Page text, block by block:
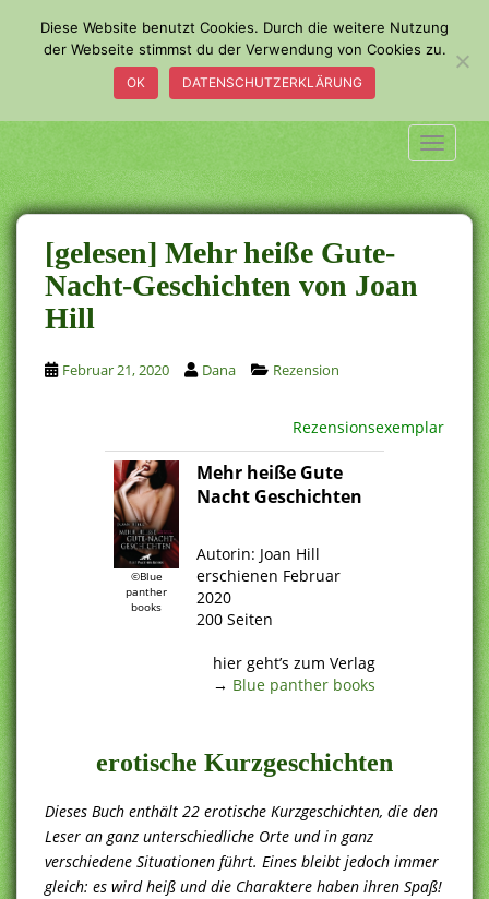
a
i
n
c
o
n
t
e
n
t
[gelesen] Mehr heiße Gute-
Nacht-Geschichten von Joan
Hill
Februar 21, 2020 Dana Rezension
Rezensionsexemplar
©Blue
panther
books
Mehr heiße Gute
Nacht Geschichten
Autorin: Joan Hill
erschienen Februar
2020
200 Seiten
hier geht’s zum Verlag
→ Blue panther books
erotische Kurzgeschichten
Dieses Buch enthält 22 erotische Kurzgeschichten, die den
Leser an ganz unterschiedliche Orte und in ganz
verschiedene Situationen führt. Eines bleibt jedoch immer
gleich: es wird heiß und die Charaktere haben ihren Spaß!
Diese Website benutzt Cookies. Durch die weitere Nutzung
der Webseite stimmst du der Verwendung von Cookies zu.
OK DATENSCHUTZERKLÄRUNG